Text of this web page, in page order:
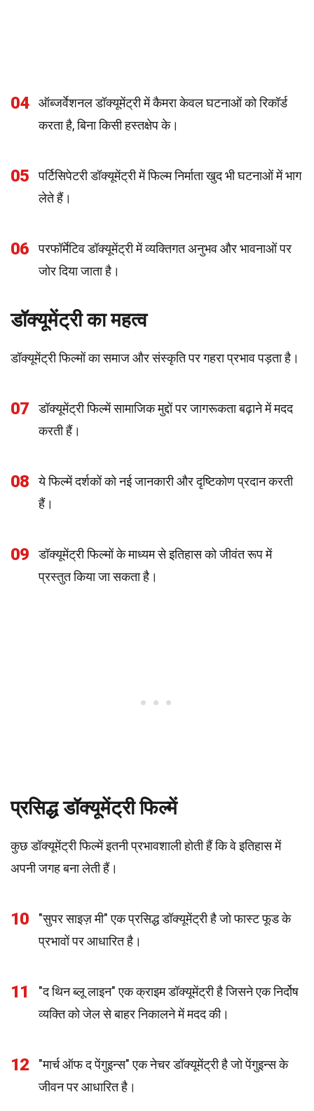
04
ऑब्जर्वेशनल डॉक्यूमेंट्री में कैमरा केवल घटनाओं को रिकॉर्ड
करता है, बिना किसी हस्तक्षेप के।
05
पर्टिसिपेटरी डॉक्यूमेंट्री में फिल्म निर्माता खुद भी घटनाओं में भाग
लेते हैं।
06
परफॉर्मेटिव डॉक्यूमेंट्री में व्यक्तिगत अनुभव और भावनाओं पर
जोर दिया जाता है।
डॉक्यूमेंट्री का महत्व
डॉक्यूमेंट्री फिल्मों का समाज और संस्कृति पर गहरा प्रभाव पड़ता है।
07
डॉक्यूमेंट्री फिल्में सामाजिक मुद्दों पर जागरूकता बढ़ाने में मदद
करती हैं।
08
ये फिल्में दर्शकों को नई जानकारी और दृष्टिकोण प्रदान करती
हैं।
09
डॉक्यूमेंट्री फिल्मों के माध्यम से इतिहास को जीवंत रूप में
प्रस्तुत किया जा सकता है।
प्रसिद्ध डॉक्यूमेंट्री फिल्में
कुछ डॉक्यूमेंट्री फिल्में इतनी प्रभावशाली होती हैं कि वे इतिहास में
अपनी जगह बना लेती हैं।
10
"सुपर साइज़ मी" एक प्रसिद्ध डॉक्यूमेंट्री है जो फास्ट फूड के
प्रभावों पर आधारित है।
11
"द थिन ब्लू लाइन" एक क्राइम डॉक्यूमेंट्री है जिसने एक निर्दोष
व्यक्ति को जेल से बाहर निकालने में मदद की।
12
"मार्च ऑफ द पेंगुइन्स" एक नेचर डॉक्यूमेंट्री है जो पेंगुइन्स के
जीवन पर आधारित है।